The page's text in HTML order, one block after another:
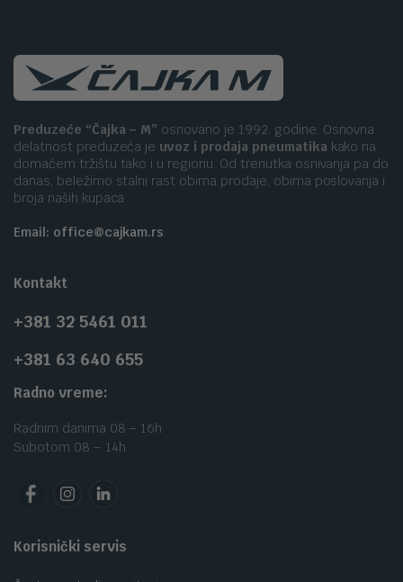
Preduzeće “Čajka – M” osnovano je 1992. godine. Osnovna
delatnost preduzeća je uvoz i prodaja pneumatika kako na
domaćem tržištu tako i u regionu. Od trenutka osnivanja pa do
danas, beležimo stalni rast obima prodaje, obima poslovanja i
broja naših kupaca
Email: office@cajkam.rs
Kontakt
+381 32 5461 011
+381 63 640 655
Radno vreme:
Radnim danima 08 – 16h
Subotom 08 – 14h
Korisnički servis